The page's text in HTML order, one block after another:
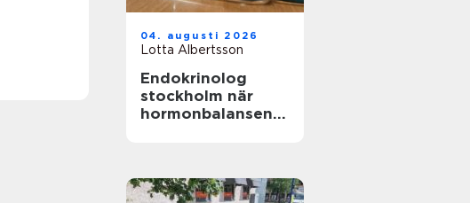
04. augusti 2026
Lotta Albertsson
Endokrinolog
stockholm när
hormonbalansen